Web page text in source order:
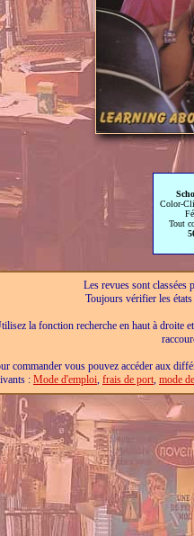
Color-
Tout
Les revues sont classées
Toujours vérifier les
la fonction recherche en haut à droite
commander vous pouvez accéder aux
: Mode d'emploi, frais de port, mode